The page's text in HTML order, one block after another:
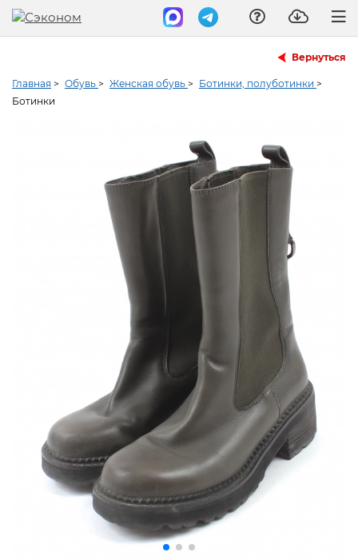
Вернуться
Главная > Обувь > Женская обувь > Ботинки, полуботинки >
Ботинки